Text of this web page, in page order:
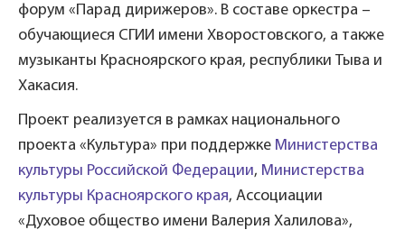
форум «Парад дирижеров». В составе оркестра –
обучающиеся СГИИ имени Хворостовского, а также
музыканты Красноярского края, республики Тыва и
Хакасия.
Проект реализуется в рамках национального
проекта «Культура» при поддержке Министерства
культуры Российской Федерации, Министерства
культуры Красноярского края, Ассоциации
«Духовое общество имени Валерия Халилова»,